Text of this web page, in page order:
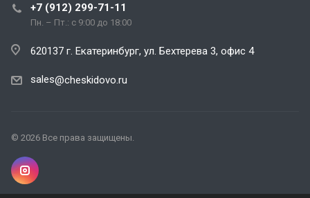
+7 (912) 299-71-11
Пн. – Пт.: с 9:00 до 18:00
620137 г. Екатеринбург, ул. Бехтерева 3, офис 4
sales@cheskidovo.ru
© 2026 Все права защищены.